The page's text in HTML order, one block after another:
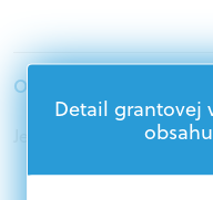
Oprávnení žiadatelia:
Detail grantovej